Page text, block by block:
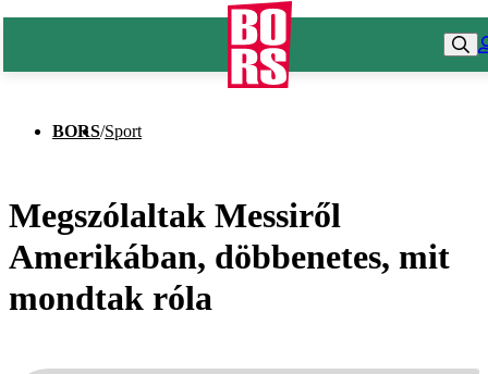
BORS/Sport
Megszólaltak Messiről
Amerikában, döbbenetes, mit
mondtak róla